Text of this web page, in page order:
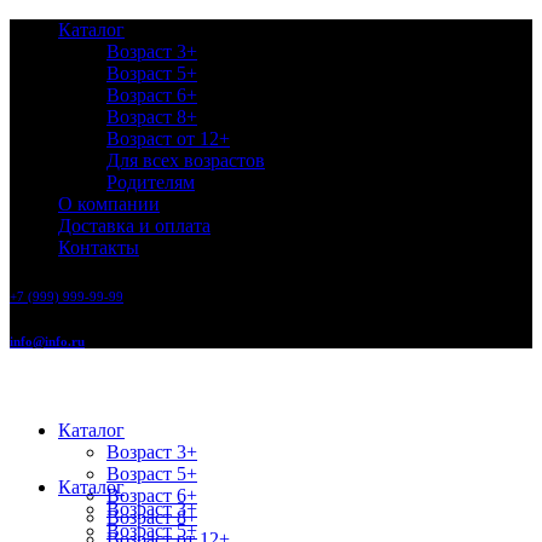
Каталог
Возраст 3+
Возраст 5+
Возраст 6+
Возраст 8+
Возраст от 12+
Для всех возрастов
Родителям
О компании
Доставка и оплата
Контакты
+7 (999) 999-99-99
info@info.ru
Каталог
Возраст 3+
Возраст 5+
Возраст 6+
Возраст 8+
Каталог
Возраст 3+
Возраст 5+